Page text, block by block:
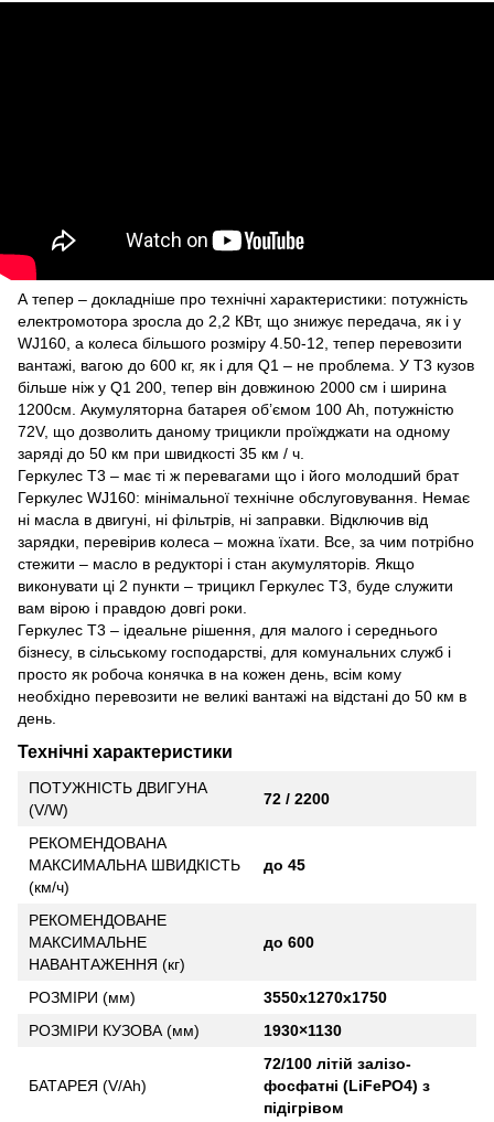
А тепер – докладніше про технічні характеристики: потужність
електромотора зросла до 2,2 КВт, що знижує передача, як і у
WJ160, а колеса більшого розміру 4.50-12, тепер перевозити
вантажі, вагою до 600 кг, як і для Q1 – не проблема. У Т3 кузов
більше ніж у Q1 200, тепер він довжиною 2000 см і ширина
1200см. Акумуляторна батарея об’ємом 100 Ah, потужністю
72V, що дозволить даному трицикли проїжджати на одному
заряді до 50 км при швидкості 35 км / ч.
Геркулес Т3 – має ті ж перевагами що і його молодший брат
Геркулес WJ160: мінімальної технічне обслуговування. Немає
ні масла в двигуні, ні фільтрів, ні заправки. Відключив від
зарядки, перевірив колеса – можна їхати. Все, за чим потрібно
стежити – масло в редукторі і стан акумуляторів. Якщо
виконувати ці 2 пункти – трицикл Геркулес Т3, буде служити
вам вірою і правдою довгі роки.
Геркулес Т3 – ідеальне рішення, для малого і середнього
бізнесу, в сільському господарстві, для комунальних служб і
просто як робоча конячка в на кожен день, всім кому
необхідно перевозити не великі вантажі на відстані до 50 км в
день.
Технічні характеристики
ПОТУЖНІСТЬ ДВИГУНА
(V/W)
72 / 2200
РЕКОМЕНДОВАНА
МАКСИМАЛЬНА ШВИДКІСТЬ
(км/ч)
до 45
РЕКОМЕНДОВАНЕ
МАКСИМАЛЬНЕ
НАВАНТАЖЕННЯ (кг)
до 600
РОЗМІРИ (мм)
3550х1270х1750
РОЗМІРИ КУЗОВА (мм)
1930×1130
БАТАРЕЯ (V/Ah)
72/100 літій залізо-
фосфатні (LiFePO4) з
підігрівом